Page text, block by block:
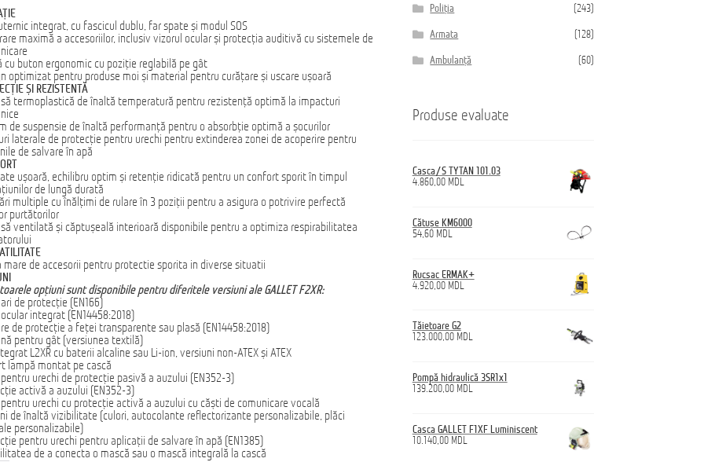
integrat, cu fascicul dublu, far spate și modul SOS
maximă a accesoriilor, inclusiv vizorul ocular și protecția auditivă cu sistemele de
cu buton ergonomic cu poziție reglabilă pe gât
optimizat pentru produse moi și material pentru curățare și uscare ușoară
ȘI REZISTENTĂ
termoplastică de înaltă temperatură pentru rezistență optimă la impacturi
de suspensie de înaltă performanță pentru o absorbție optimă a șocurilor
laterale de protecție pentru urechi pentru extinderea zonei de acoperire pentru
de salvare în apă
ușoară, echilibru optim și retenție ridicată pentru un confort sporit în timpul
de lungă durată
multiple cu înălțimi de rulare în 3 poziții pentru a asigura o potrivire perfectă
purtătorilor
ventilată și căptușeală interioară disponibile pentru a optimiza respirabilitatea
mare de accesorii pentru protectie sporita in diverse situatii
opțiuni sunt disponibile pentru diferitele versiuni ale GALLET F2XR:
de protecție (EN166)
integrat (EN14458:2018)
de protecție a feței transparente sau plasă (EN14458:2018)
pentru gât (versiunea textilă)
L2XR cu baterii alcaline sau Li-ion, versiuni non-ATEX și ATEX
lampă montat pe cască
urechi de protecție pasivă a auzului (EN352-3)
activă a auzului (EN352-3)
urechi cu protecție activă a auzului cu căști de comunicare vocală
de înaltă vizibilitate (culori, autocolante reflectorizante personalizabile, plăci
personalizabile)
pentru urechi pentru aplicații de salvare în apă (EN1385)
de a conecta o mască sau o mască integrală la cască
Poliția (243)
Armata (128)
Ambulanță (60)
Produse evaluate
Casca/S TYTAN 101.03
4.860,00 MDL
Cătușe KM6000
54,60 MDL
Rucsac ERMAK+
4.920,00 MDL
Tăietoare G2
123.000,00 MDL
Pompă hidraulică 3SR1x1
139.200,00 MDL
Casca GALLET F1XF Luminiscent
10.140,00 MDL